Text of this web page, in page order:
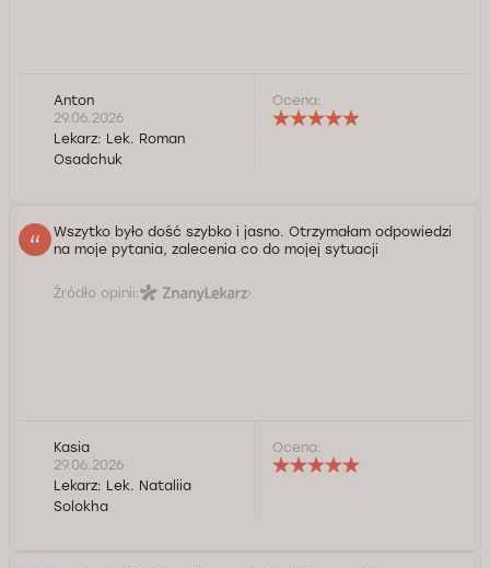
Anton
29.06.2026
Lekarz: Lek. Roman
Osadchuk
Ocena:
Wszytko było dość szybko i jasno. Otrzymałam odpowiedzi
na moje pytania, zalecenia co do mojej sytuacji
Źródło opinii:
Kasia
29.06.2026
Lekarz: Lek. Nataliia
Solokha
Ocena: